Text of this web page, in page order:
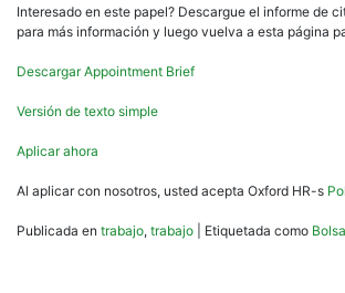
Interesado en este papel? Descargue el informe de
para más información y luego vuelva a esta página
Descargar Appointment Brief
Versión de texto simple
Aplicar ahora
Al aplicar con nosotros, usted acepta Oxford HR-s
Publicada en trabajo, trabajo Etiquetada como